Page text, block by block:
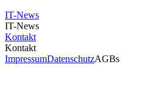
IT-News
IT-News
Kontakt
Kontakt
ImpressumDatenschutzAGBs